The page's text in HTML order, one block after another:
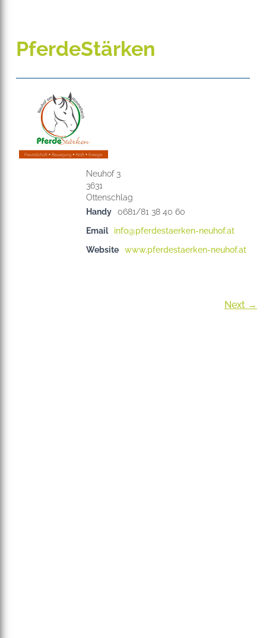
PferdeStärken
Neuhof 3
3631
Handy 0681/81 38 40 60
Email
info@pferdestaerken-neuhof.at
Website www.pferdestaerken-neuhof.at
Next →